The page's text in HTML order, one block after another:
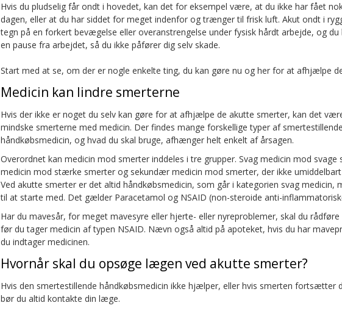
Hvis du pludselig får ondt i hovedet, kan det for eksempel være, at du ikke har fået
dagen, eller at du har siddet for meget indenfor og trænger til frisk luft. Akut ondt i
tegn på en forkert bevægelse eller overanstrengelse under fysisk hårdt arbejde, og
en pause fra arbejdet, så du ikke påfører dig selv skade.
Start med at se, om der er nogle enkelte ting, du kan gøre nu og her for at afhjælpe
Medicin kan lindre smerterne
Hvis der ikke er noget du selv kan gøre for at afhjælpe de akutte smerter, kan det
mindske smerterne med medicin. Der findes mange forskellige typer af smertestillende
håndkøbsmedicin, og hvad du skal bruge, afhænger helt enkelt af årsagen.
Overordnet kan medicin mod smerter inddeles i tre grupper. Svag medicin mod svage
medicin mod stærke smerter og sekundær medicin mod smerter, der ikke umiddelbart
Ved akutte smerter er det altid håndkøbsmedicin, som går i kategorien svag medicin,
til at starte med. Det gælder Paracetamol og NSAID (non-steroide anti-
Har du mavesår, for meget mavesyre eller hjerte- eller nyreproblemer, skal du
før du tager medicin af typen NSAID. Nævn også altid på apoteket, hvis du har
du indtager medicinen.
Hvornår skal du opsøge lægen ved akutte smerter?
Hvis den smertestillende håndkøbsmedicin ikke hjælper, eller hvis smerten fortsætter
bør du altid kontakte din læge.